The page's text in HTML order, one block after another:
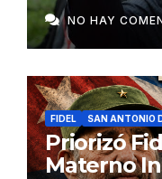
NO HAY
FIDEL SAN ANTONIO
Priorizó
Materno